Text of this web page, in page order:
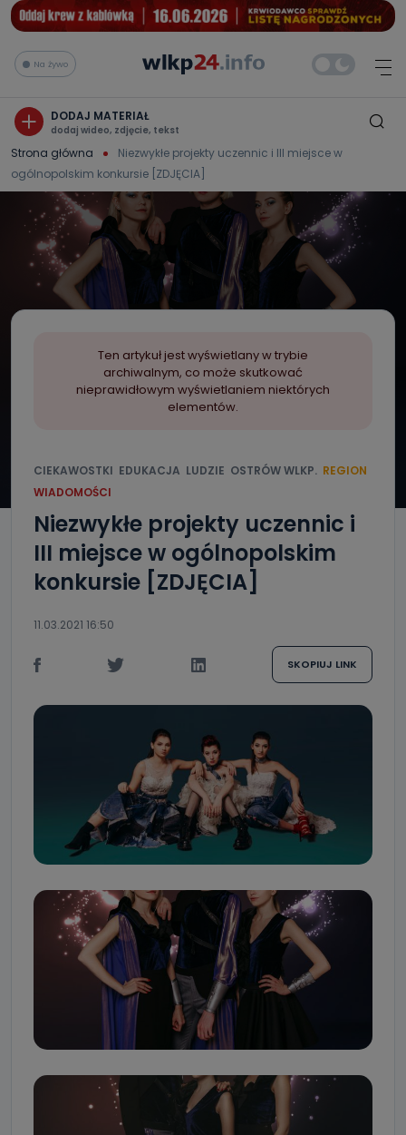
Na żywo
DODAJ MATERIAŁ
dodaj wideo, zdjęcie, tekst
Strona główna
Niezwykłe projekty uczennic i III miejsce w
ogólnopolskim konkursie [ZDJĘCIA]
Ten artykuł jest wyświetlany w trybie
archiwalnym, co może skutkować
nieprawidłowym wyświetlaniem niektórych
elementów.
CIEKAWOSTKI EDUKACJA LUDZIE OSTRÓW WLKP. REGION
WIADOMOŚCI
Niezwykłe projekty uczennic i
III miejsce w ogólnopolskim
konkursie [ZDJĘCIA]
11.03.2021 16:50
SKOPIUJ LINK